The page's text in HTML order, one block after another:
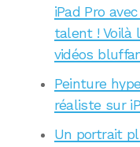
iPad Pro
talent ! Voilà
vidéos
Peinture
réaliste sur
Un portrait